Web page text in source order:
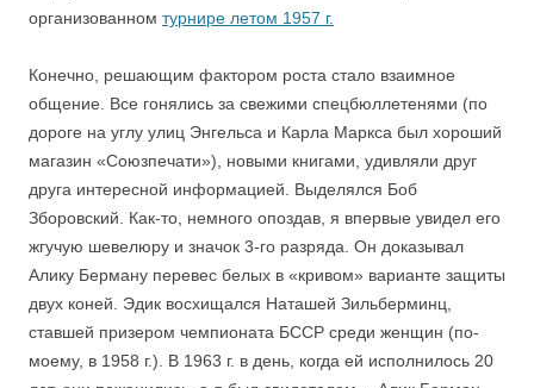
организованном турнире летом 1957 г.
Конечно, решающим фактором роста стало взаимное
общение. Все гонялись за свежими спецбюллетенями (по
дороге на углу улиц Энгельса и Карла Маркса был хороший
магазин «Союзпечати»), новыми книгами, удивляли друг
друга интересной информацией. Выделялся Боб
Зборовский. Как-то, немного опоздав, я впервые увидел его
жгучую шевелюру и значок 3-го разряда. Он доказывал
Алику Берману перевес белых в «кривом» варианте защиты
двух коней. Эдик восхищался Наташей Зильберминц,
ставшей призером чемпионата БССР среди женщин (по-
моему, в 1958 г.). В 1963 г. в день, когда ей исполнилось 20